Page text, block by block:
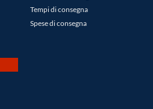
Tempi di consegna
Spese di consegna